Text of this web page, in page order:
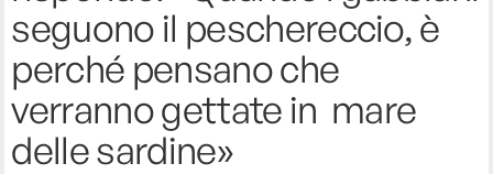
seguono il peschereccio, è
perché pensano che
verranno gettate in mare
delle sardine»